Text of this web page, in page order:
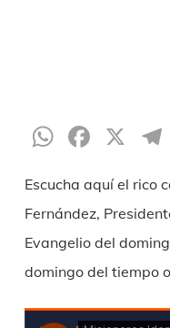
X
Escucha aquí el rico
Fernández,
Evangelio del
domingo del tiempo